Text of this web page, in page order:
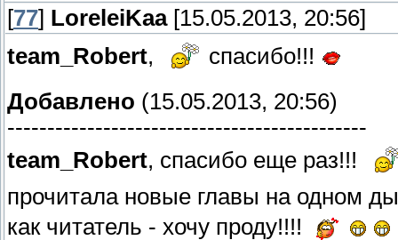
[77] LoreleiKaa[15.05.2013, 20:56]
team_Robert,
спасибо!!!
Добавлено (15.05.2013, 20:56)
---------------------------------------------
team_Robert, спасибо еще раз!!!
прочитала новые главы на одном
как читатель - хочу проду!!!!